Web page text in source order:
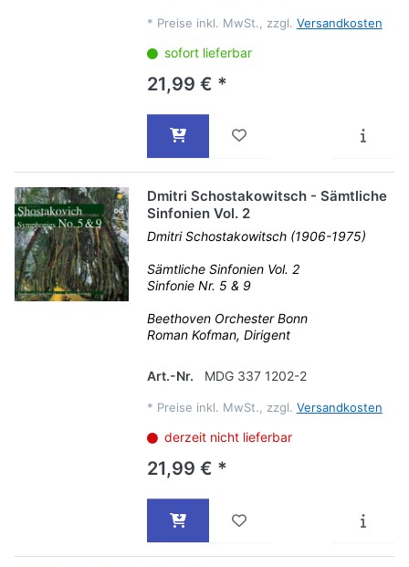
* Preise inkl. MwSt., zzgl. Versandkosten
sofort lieferbar
21,99 € *
Dmitri Schostakowitsch - Sämtliche
Sinfonien Vol. 2
Dmitri Schostakowitsch (1906-1975)
Sämtliche Sinfonien Vol. 2
Sinfonie Nr. 5 & 9
Beethoven Orchester Bonn
Roman Kofman, Dirigent
Art.-Nr. MDG 337 1202-2
* Preise inkl. MwSt., zzgl. Versandkosten
derzeit nicht lieferbar
21,99 € *